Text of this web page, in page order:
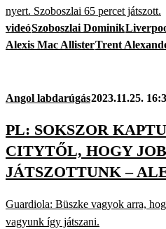
nyert. Szoboszlai 65 percet játszott.
videóSzoboszlai Dominik
Alexis Mac AllisterTrent
Angol labdarúgás2023.11.25.
PL: SOKSZOR
CITYTŐL, HOGY
JÁTSZOTTUNK –
Guardiola: Büszke vagyok arra,
vagyunk így játszani.